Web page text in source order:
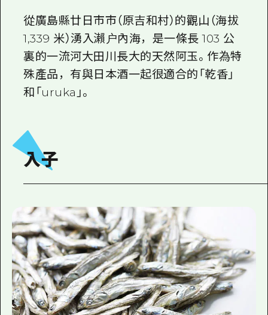
從廣島縣廿日市市（原吉和村）的觀山（海拔
1,339 米）湧入瀨户內海，是一條長 103 公
裏的一流河大田川長大的天然阿玉。作為特
殊產品，有與日本酒一起很適合的「乾香」
和「uruka」。
入子